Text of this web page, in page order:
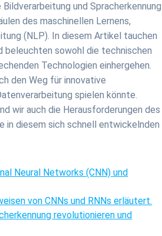
und Spracherkennung
des maschinellen Lernens,
(NLP). In diesem Artikel tauchen
beleuchten sowohl die technischen
Technologien einhergehen.
den Weg für innovative
spielen könnte.
wir auch die Herausforderungen des
in diesem sich schnell entwickelnden
Neural Networks (CNN) und
von CNNs und RNNs erläutert.
revolutionieren und